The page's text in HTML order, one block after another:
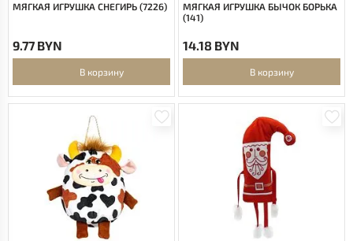
МЯГКАЯ ИГРУШКА СНЕГИРЬ (7226)
9.77 BYN
В корзину
МЯГКАЯ ИГРУШКА БЫЧОК БОРЬКА
(141)
14.18 BYN
В корзину